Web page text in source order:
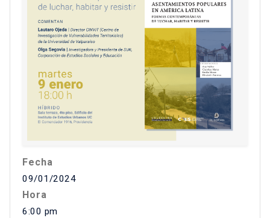
Fecha
09/01/2024
Hora
6:00 pm